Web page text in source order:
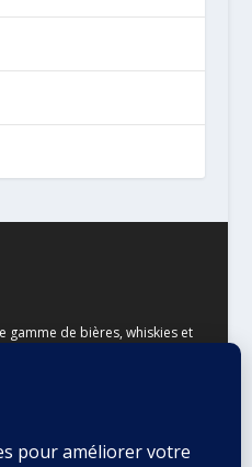
gamme de bières, whiskies et
des amateurs de